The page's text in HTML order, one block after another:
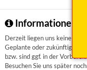
Informationen
Derzeit liegen uns keinerlei
Geplante oder zukünftige
bzw. sind ggf. in der
Besuchen Sie uns später